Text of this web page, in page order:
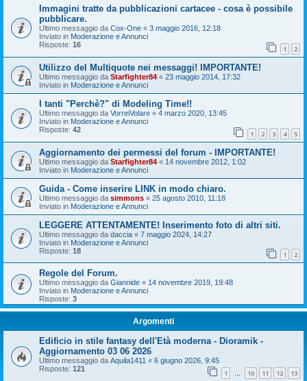
Immagini tratte da pubblicazioni cartacee - cosa è possibile
pubblicare.
Ultimo messaggio da Cox-One « 3 maggio 2016, 12:18
Inviato in Moderazione e Annunci
Risposte: 16 1 2
Utilizzo del Multiquote nei messaggi! IMPORTANTE!
Ultimo messaggio da Starfighter84 « 23 maggio 2014, 17:32
Inviato in Moderazione e Annunci
I tanti "Perchè?" di Modeling Time!!
Ultimo messaggio da VorreiVolare « 4 marzo 2020, 13:45
Inviato in Moderazione e Annunci
Risposte: 42 1 2 3 4 5
Aggiornamento dei permessi del forum - IMPORTANTE!
Ultimo messaggio da Starfighter84 « 14 novembre 2012, 1:02
Inviato in Moderazione e Annunci
Guida - Come inserire LINK in modo chiaro.
Ultimo messaggio da simmons « 25 agosto 2010, 11:18
Inviato in Moderazione e Annunci
LEGGERE ATTENTAMENTE! Inserimento foto di altri siti.
Ultimo messaggio da daccia « 7 maggio 2024, 14:27
Inviato in Moderazione e Annunci
Risposte: 18 1 2
Regole del Forum.
Ultimo messaggio da Giannide « 14 novembre 2019, 19:48
Inviato in Moderazione e Annunci
Risposte: 3
Argomenti
Edificio in stile fantasy dell'Età moderna - Dioramik -
Aggiornamento 03 06 2026
Ultimo messaggio da Aquila1411 « 6 giugno 2026, 9:45
Risposte: 121 1 … 10 11 12 13